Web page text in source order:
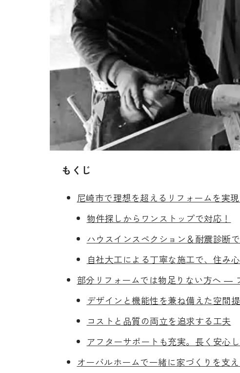
もくじ
尼崎市で理想を超えるリフォームを実
物件探しからワンストップで対応！
ハウスインスペクション＆耐震診断
自社大工による丁寧な施工で、住み
部分リフォームでは物足りない方へ ―
デザインと機能性を兼ね備えた空間
コストと品質の両立を追求する工夫
アフターサポートも充実。長く安心
オーバルホームで一緒に家づくりを支